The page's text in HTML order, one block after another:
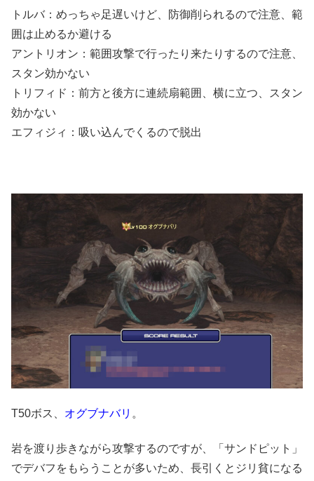
トルバ：めっちゃ足遅いけど、防御削られるので注意、範
囲は止めるか避ける
アントリオン：範囲攻撃で行ったり来たりするので注意、
スタン効かない
トリフィド：前方と後方に連続扇範囲、横に立つ、スタン
効かない
エフィジィ：吸い込んでくるので脱出
T50ボス、 オグブナバリ 。
岩を渡り歩きながら攻撃するのですが、「サンドピット」
でデバフをもらうことが多いため、長引くとジリ貧になる